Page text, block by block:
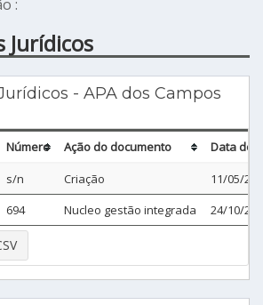
:
Jurídicos
- APA dos Campos
Número Ação do documento
Data do
s/n Criação
11/05/
694 Nucleo gestão integrada 24/10/